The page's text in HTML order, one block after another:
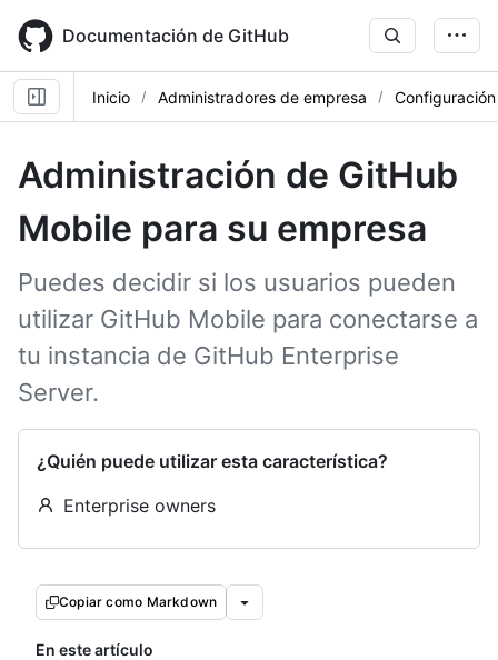
main
content
Documentación de GitHub
Inicio Administradores de empresa Configuración
Administración de GitHub
Mobile para su empresa
Puedes decidir si los usuarios pueden
utilizar GitHub Mobile para conectarse a
tu instancia de GitHub Enterprise
Server.
¿Quién puede utilizar esta característica?
Enterprise owners
Copiar como Markdown
En este artículo